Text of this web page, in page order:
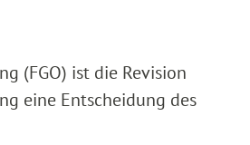
(FGO) ist die Revision
eine Entscheidung des